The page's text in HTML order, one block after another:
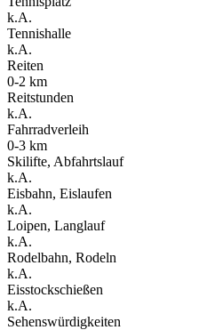
k.A.
Tennishalle
k.A.
Reiten
0-2 km
Reitstunden
k.A.
Fahrradverleih
0-3 km
Skilifte, Abfahrtslauf
k.A.
Eisbahn, Eislaufen
k.A.
Loipen, Langlauf
k.A.
Rodelbahn, Rodeln
k.A.
Eisstockschießen
k.A.
Sehenswürdigkeiten